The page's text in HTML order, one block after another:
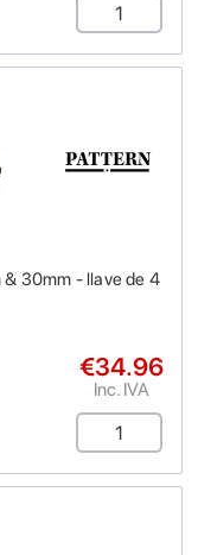
30mm - llave de 4
€34.96
Inc. IVA